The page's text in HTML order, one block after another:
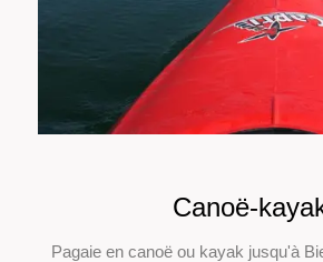
Canoë-
Pagaie en canoë ou kayak jusqu'à